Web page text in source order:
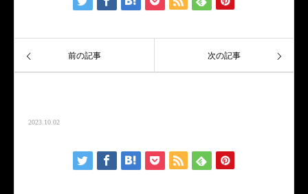
前の記事 次の記事
2023.10.02